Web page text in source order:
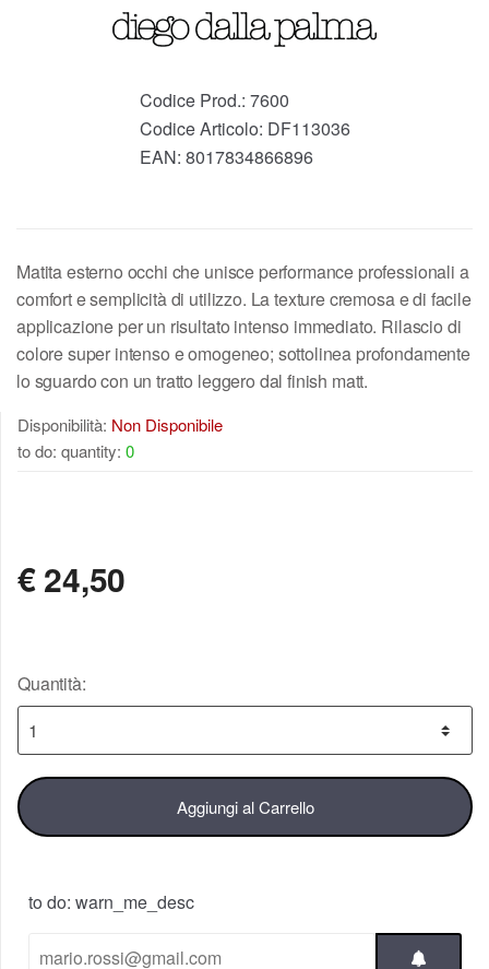
Codice Prod.: 7600
Codice Articolo: DF113036
EAN: 8017834866896
Matita esterno occhi che unisce performance professionali a
comfort e semplicità di utilizzo. La texture cremosa e di facile
applicazione per un risultato intenso immediato. Rilascio di
colore super intenso e omogeneo; sottolinea profondamente
lo sguardo con un tratto leggero dal finish matt.
Disponibilità: Non Disponibile
to do: quantity: 0
€24,50
Quantità:
Aggiungi al Carrello
to do: warn_me_desc